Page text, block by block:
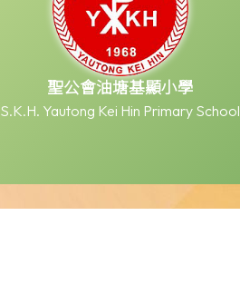
聖公會油塘基顯小學
S.K.H. Yautong Kei Hin Primary School